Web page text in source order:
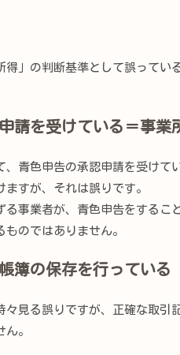
」の判断基準として誤ってい
請を受けている＝事業
青色申告の承認申請を受けて
すが、それは誤りです。
事業者が、青色申告をするこ
のではありません。
簿の保存を行っている
見る誤りですが、正確な取引
。